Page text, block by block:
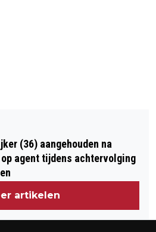
DIEREN
KENNEMERLAND
HEEMSKERKS
HULPDIENSTEN
(36) aangehouden na
agent tijdens achtervolging
artikelen